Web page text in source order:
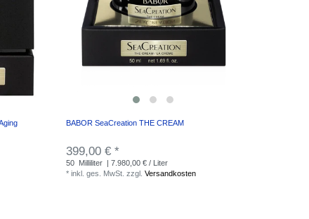
BABOR SeaCreation THE CREAM
399,00 € *
50 Milliliter | 7.980,00 € / Liter
*inkl. ges. MwSt. zzgl.Versandkosten